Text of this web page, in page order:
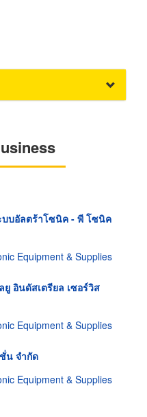
บบอัลตร้าโซนิค - พี โซนิค
Equipment & Supplies
อินดัสเตรียล เซอร์วิส
Equipment & Supplies
น จำกัด
Equipment & Supplies